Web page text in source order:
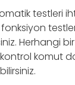
testleri
Herhangi
komut